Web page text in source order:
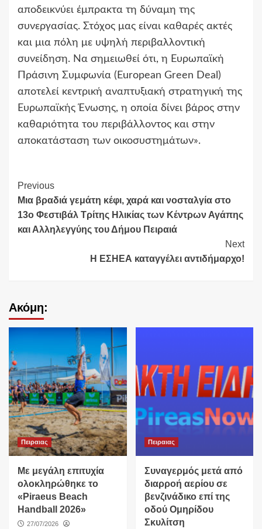
αποδεικνύει έμπρακτα τη δύναμη της
συνεργασίας. Στόχος μας είναι καθαρές ακτές
και μια πόλη με υψηλή περιβαλλοντική
συνείδηση. Να σημειωθεί ότι, η Ευρωπαϊκή
Πράσινη Συμφωνία (European Green Deal)
αποτελεί κεντρική αναπτυξιακή στρατηγική της
Ευρωπαϊκής Ένωσης, η οποία δίνει βάρος στην
καθαριότητα του περιβάλλοντος και στην
αποκατάσταση των οικοσυστημάτων».
Continue
Reading
Previous
Μια βραδιά γεμάτη κέφι, χαρά και νοσταλγία στο
13ο Φεστιβάλ Τρίτης Ηλικίας των Κέντρων Αγάπης
και Αλληλεγγύης του Δήμου Πειραιά
Next
Η ΕΣΗΕΑ καταγγέλει αντιδήμαρχο!
Ακόμη:
Πειραιας
Με μεγάλη επιτυχία
ολοκληρώθηκε το
«Piraeus Beach
Handball 2026»
27/07/2026
Πειραιας
Συναγερμός μετά από
διαρροή αερίου σε
βενζινάδικο επί της
οδού Ομηρίδου
Σκυλίτση